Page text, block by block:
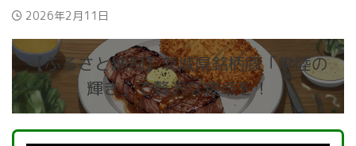
2026年2月11日
【ふるさと納税】茨城県銘柄豚「常陸の
輝き」で贅沢な食卓を！